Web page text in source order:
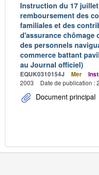
Instruction du 17
remboursement des
familiales et des
d'assurance chômage
des personnels
commerce battant
au Journal officiel)
EQUK0310154J Mer
2003
Date de publication :
Document principal